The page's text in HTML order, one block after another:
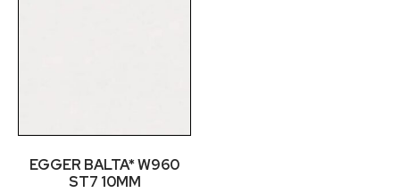
EGGER BALTA* W960
ST7 10MM